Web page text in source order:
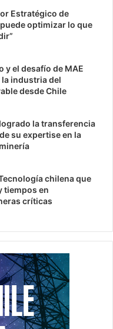
Estratégico de
puede optimizar lo que
y el desafío de MAE
industria del
desde Chile
la transferencia
su expertise en la
chilena que
tiempos en
críticas